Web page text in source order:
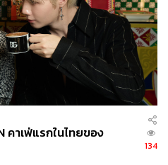
คาเฟ่แรกในไทยของ
134